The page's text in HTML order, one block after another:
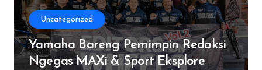
Uncategorized
Yamaha Bareng Pemimpin Redaksi
Ngegas MAXi & Sport Eksplore